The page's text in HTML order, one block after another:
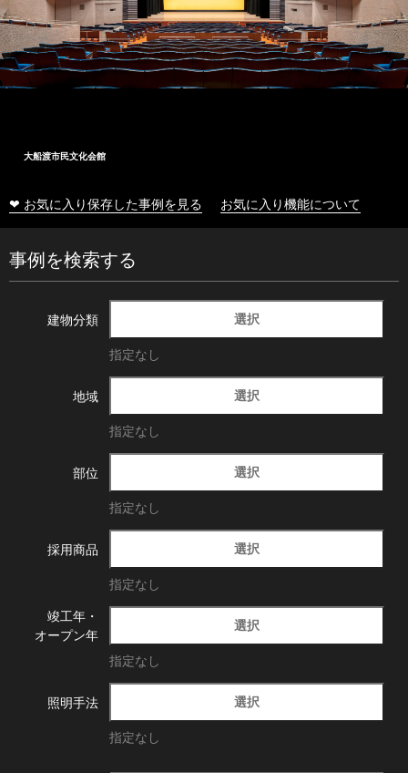
大船渡市民文化会館
❤ お気に入り保存した事例を見る お気に入り機能について
事例を検索する
建物分類 選択
指定なし
地域 選択
指定なし
部位 選択
指定なし
採用商品 選択
指定なし
竣工年・
オープン年
選択
指定なし
照明手法 選択
指定なし